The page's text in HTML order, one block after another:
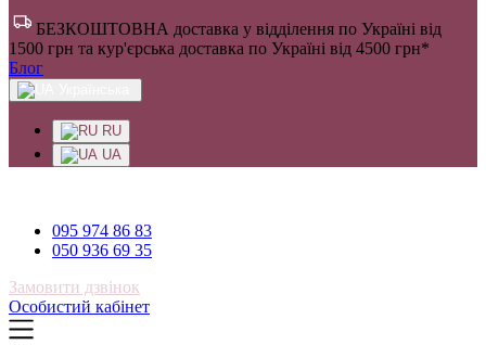
БЕЗКОШТОВНА доставка у відділення по Україні від
1500 грн та кур'єрська доставка по Україні від 4500 грн*
Блог
RU
UA
095 974 86 83
050 936 69 35
Замовити дзвінок
Особистий кабінет